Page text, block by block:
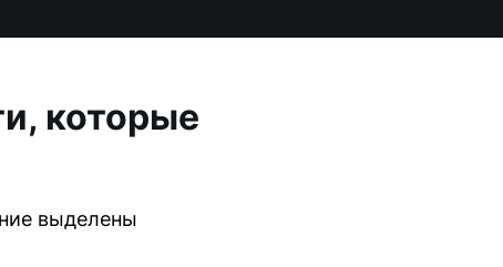
которые
выделены